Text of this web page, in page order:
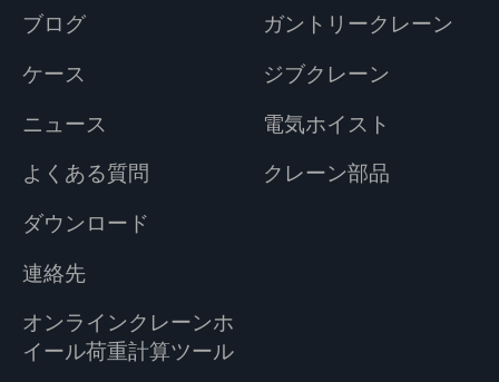
ブログ
ケース
ニュース
よくある質問
ダウンロード
連絡先
オンラインクレーンホ
イール荷重計算ツール
ガントリークレーン
ジブクレーン
電気ホイスト
クレーン部品